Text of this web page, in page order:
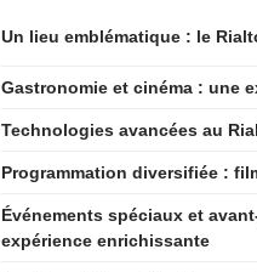
Un lieu emblématique : le
Gastronomie et cinéma : une
Technologies avancées au
Programmation diversifiée :
Événements spéciaux et
expérience enrichissante